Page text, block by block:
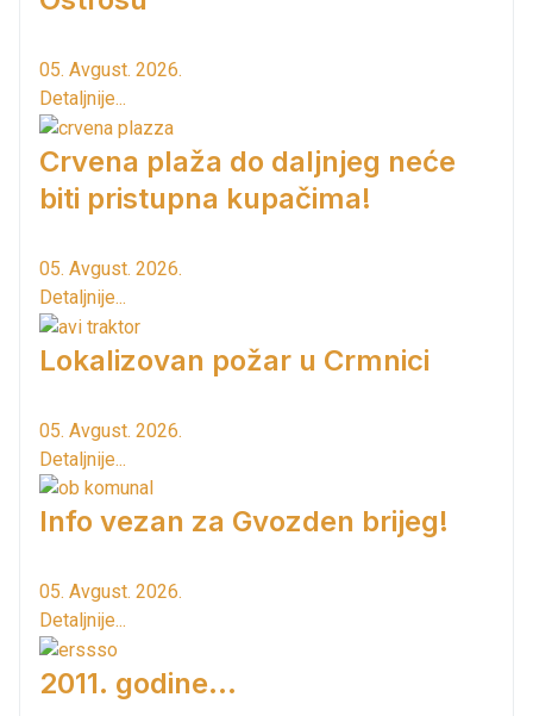
05. Avgust. 2026.
Detaljnije...
Crvena plaža do daljnjeg neće
biti pristupna kupačima!
05. Avgust. 2026.
Detaljnije...
Lokalizovan požar u Crmnici
05. Avgust. 2026.
Detaljnije...
Info vezan za Gvozden brijeg!
05. Avgust. 2026.
Detaljnije...
2011. godine...